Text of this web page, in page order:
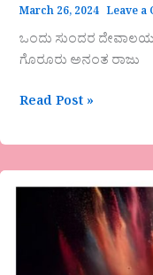
March 26, 2024 Leave a
ಒಂದು ಸುಂದರ
ಗೊರೂರು ಅನಂತ ರಾಜು
Read Post »
ತನಗಗಳು